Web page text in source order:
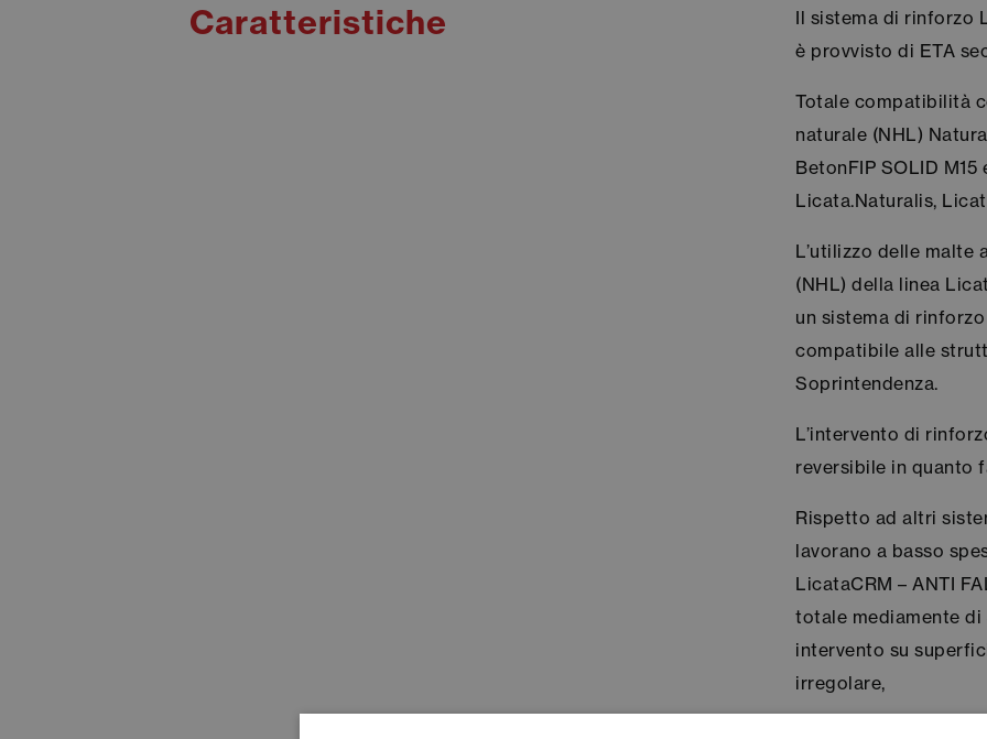
Caratteristiche
Il sistema di rinforzo
è provvisto di ETA
Totale compatibilità
naturale (NHL)
BetonFIP SOLID
Licata.Naturalis,
L’utilizzo delle malte
(NHL) della linea
un sistema di
compatibile alle
Soprintendenza.
L’intervento di
reversibile in quanto
Rispetto ad altri
lavorano a basso
LicataCRM – ANTI
totale mediamente di
intervento su
irregolare,
Il peso contenuto e